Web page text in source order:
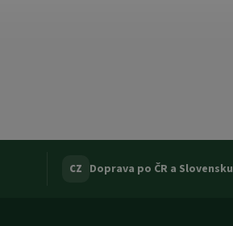
CZ Doprava po ČR a Slovensku